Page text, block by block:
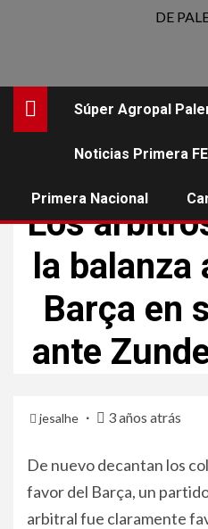
DE
Súper Agropal
Noticias Primera
Primera Nacional
Los
la balanza
Barça en
ante
jesalhe 3 años atrás
De nuevo decantan los
favor del Barça, un
arbitral fue claramente